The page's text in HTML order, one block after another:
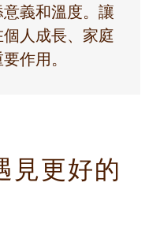
義和溫度。讓
人成長、家庭
作用。
見更好的